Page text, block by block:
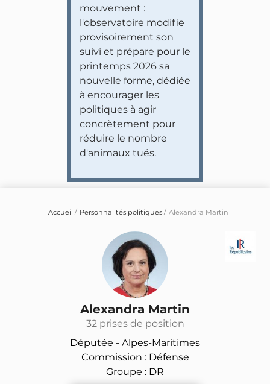
mouvement :
l'observatoire modifie
provisoirement son
suivi et prépare pour le
printemps 2026 sa
nouvelle forme, dédiée
à encourager les
politiques à agir
concrètement pour
réduire le nombre
d'animaux tués.
Accueil Personnalités politiques Alexandra Martin
Alexandra Martin
32 prises de position
Députée - Alpes-Maritimes
Commission : Défense
Groupe : DR